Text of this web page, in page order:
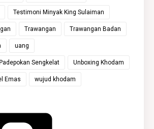
Testimoni Minyak King Sulaiman
Trawangan Trawangan Badan
uang
Sengkelat Unboxing Khodam
Emas wujud khodam